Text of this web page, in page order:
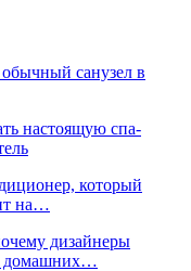
обычный санузел в
настоящую спа-
который
на…
дизайнеры
домашних…